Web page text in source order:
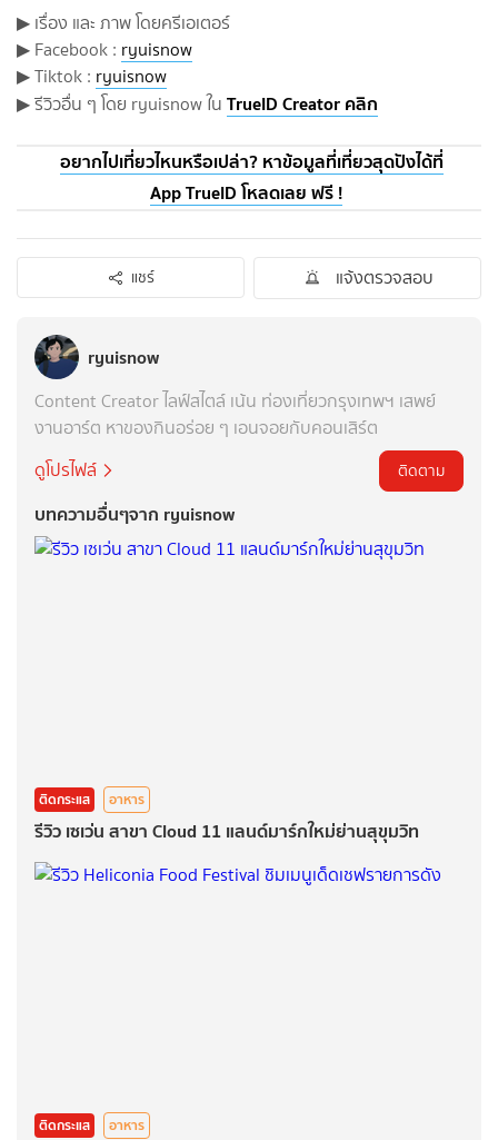
▶ เรื่อง และ ภาพ โดยครีเอเตอร์
▶ Facebook : ryuisnow
▶ Tiktok : ryuisnow
▶ รีวิวอื่น ๆ โดย ryuisnow ใน TrueID Creator คลิก
อยากไปเที่ยวไหนหรือเปล่า? หาข้อมูลที่เที่ยวสุดปังได้ที่
App TrueID โหลดเลย ฟรี !
แชร์ แจ้งตรวจสอบ
ryuisnow
Content Creator ไลฟ์สไตล์ เน้น ท่องเที่ยวกรุงเทพฯ เสพย์
งานอาร์ต หาของกินอร่อย ๆ เอนจอยกับคอนเสิร์ต
ดูโปรไฟล์
ติดตาม
บทความอื่นๆจาก ryuisnow
ติดกระแส อาหาร
รีวิว เซเว่น สาขา Cloud 11 แลนด์มาร์กใหม่ย่านสุขุมวิท
ติดกระแส อาหาร